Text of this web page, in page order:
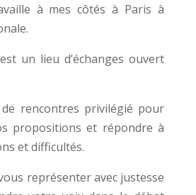
à mes côtés à Paris à
un lieu d’échanges ouvert
de rencontres privilégié pour
propositions et répondre à
et difficultés.
représenter avec justesse